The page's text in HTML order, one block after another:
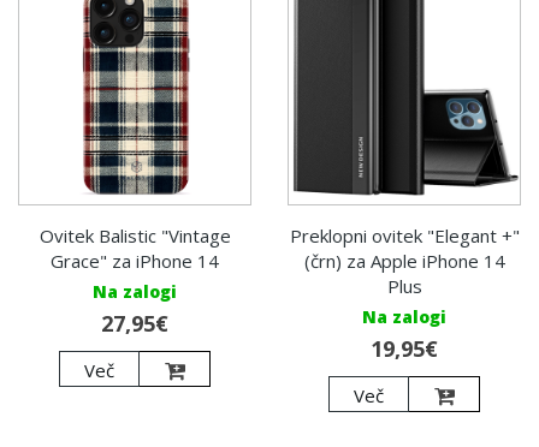
Ovitek Balistic "Vintage
Grace" za iPhone 14
Na zalogi
27,95€
Več
Preklopni ovitek "Elegant +"
(črn) za Apple iPhone 14
Plus
Na zalogi
19,95€
Več